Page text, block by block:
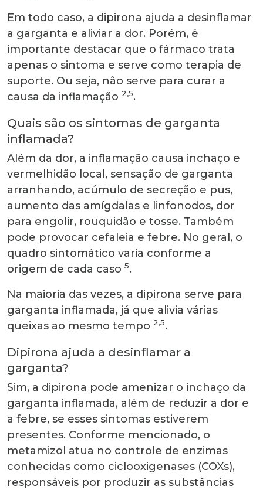
Em todo caso, a dipirona ajuda a desinflamar
a garganta e aliviar a dor. Porém, é
importante destacar que o fármaco trata
apenas o sintoma e serve como terapia de
suporte. Ou seja, não serve para curar a
causa da inflamação 2,5.
Quais são os sintomas de garganta
inflamada?
Além da dor, a inflamação causa inchaço e
vermelhidão local, sensação de garganta
arranhando, acúmulo de secreção e pus,
aumento das amígdalas e linfonodos, dor
para engolir, rouquidão e tosse. Também
pode provocar cefaleia e febre. No geral, o
quadro sintomático varia conforme a
origem de cada caso 5.
Na maioria das vezes, a dipirona serve para
garganta inflamada, já que alivia várias
queixas ao mesmo tempo 2,5.
Dipirona ajuda a desinflamar a
garganta?
Sim, a dipirona pode amenizar o inchaço da
garganta inflamada, além de reduzir a dor e
a febre, se esses sintomas estiverem
presentes. Conforme mencionado, o
metamizol atua no controle de enzimas
conhecidas como ciclooxigenases (COXs),
responsáveis por produzir as substâncias